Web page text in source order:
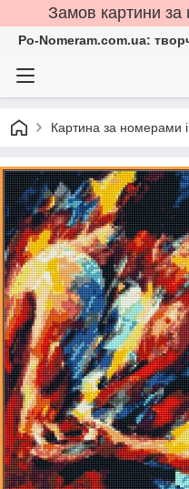
Замов картини за
Po-Nomeram.com.ua:
Картина за номерами